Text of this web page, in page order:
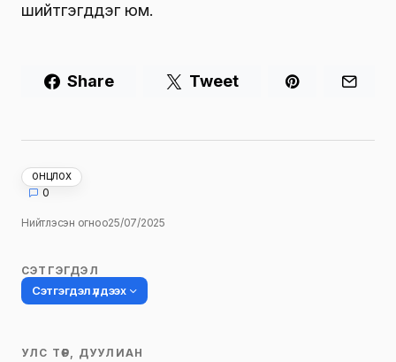
шийтгэгддэг юм.
Share Tweet
ОНЦЛОХ
0
Нийтлэсэн огноо25/07/2025
СЭТГЭГДЭЛ
Сэтгэгдэл үлдээх
УЛС ТӨР, ДУУЛИАН